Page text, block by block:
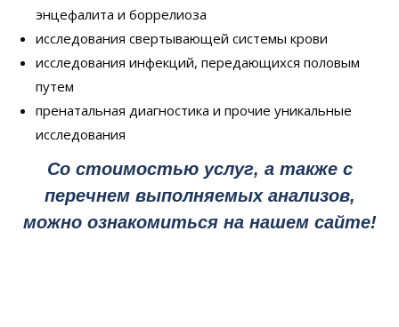
энцефалита и боррелиоза
исследования свертывающей системы крови
исследования инфекций, передающихся половым
путем
пренатальная диагностика и прочие уникальные
исследования
Со стоимостью услуг, а также с
перечнем выполняемых анализов,
можно ознакомиться на нашем сайте!